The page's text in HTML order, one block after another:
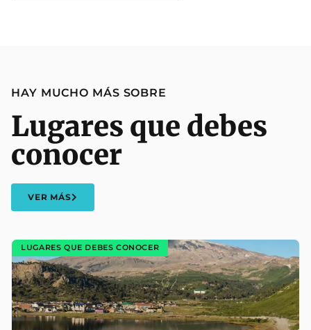
HAY MUCHO MÁS SOBRE
Lugares que debes
conocer
VER MÁS
LUGARES QUE DEBES CONOCER